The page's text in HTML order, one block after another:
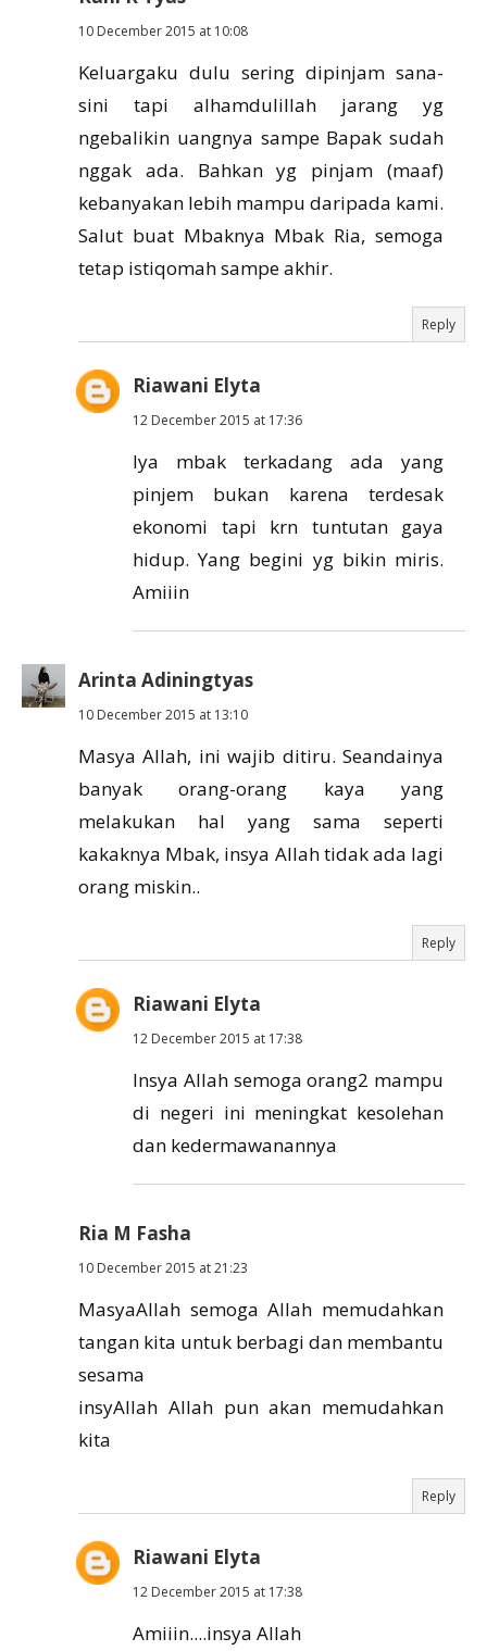
10 December 2015 at 10:08
Keluargaku dulu sering dipinjam sana-
sini tapi alhamdulillah jarang yg
ngebalikin uangnya sampe Bapak sudah
nggak ada. Bahkan yg pinjam (maaf)
kebanyakan lebih mampu daripada kami.
Salut buat Mbaknya Mbak Ria, semoga
tetap istiqomah sampe akhir.
Reply
Riawani Elyta
12 December 2015 at 17:36
Iya mbak terkadang ada yang
pinjem bukan karena terdesak
ekonomi tapi krn tuntutan gaya
hidup. Yang begini yg bikin miris.
Amiiin
Arinta Adiningtyas
10 December 2015 at 13:10
Masya Allah, ini wajib ditiru. Seandainya
banyak orang-orang kaya yang
melakukan hal yang sama seperti
kakaknya Mbak, insya Allah tidak ada lagi
orang miskin..
Reply
Riawani Elyta
12 December 2015 at 17:38
Insya Allah semoga orang2 mampu
di negeri ini meningkat kesolehan
dan kedermawanannya
Ria M Fasha
10 December 2015 at 21:23
MasyaAllah semoga Allah memudahkan
tangan kita untuk berbagi dan membantu
sesama
insyAllah Allah pun akan memudahkan
kita
Reply
Riawani Elyta
12 December 2015 at 17:38
Amiiin....insya Allah